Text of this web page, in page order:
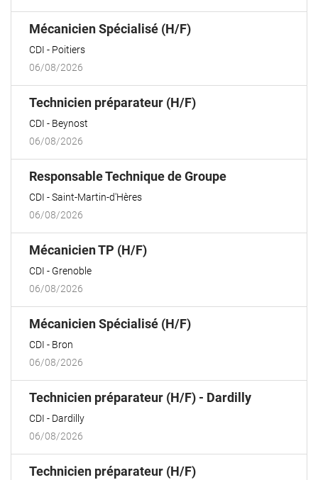
Mécanicien Spécialisé (H/F)(Nouvelle
CDI
Poitiers
06/08/2026
Technicien préparateur (H/F)(Nouvelle
CDI
Beynost
06/08/2026
Responsable Technique de Groupe(Nouvelle
CDI
Saint-Martin-d'Hères
06/08/2026
Mécanicien TP (H/F)(Nouvelle
CDI
Grenoble
06/08/2026
Mécanicien Spécialisé (H/F)(Nouvelle
CDI
Bron
06/08/2026
Technicien préparateur (H/F) - Dardilly(Nouvelle
CDI
Dardilly
06/08/2026
Technicien préparateur (H/F)(Nouvelle